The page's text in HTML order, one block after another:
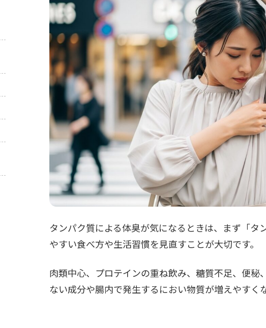
タンパク質による体臭が気になるときは、まず「
やすい食べ方や生活習慣を見直すことが大切です。
肉類中心、プロテインの重ね飲み、糖質不足、便
ない成分や腸内で発生するにおい物質が増えやすく